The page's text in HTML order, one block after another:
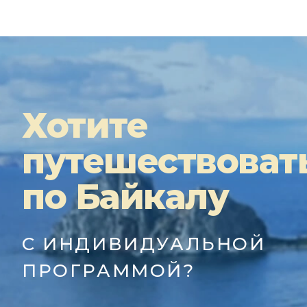
Хотите
по Байкалу
С ИНДИВИДУАЛЬНОЙ
ПРОГРАММОЙ?